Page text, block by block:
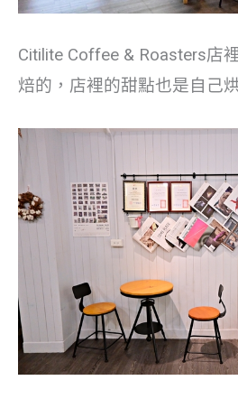
Citilite Coffee & Roasters店
焙的，店裡的甜點也是自己